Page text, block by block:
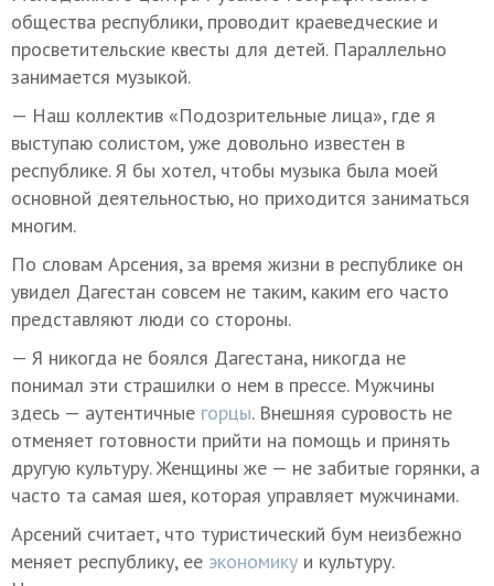
общества республики, проводит краеведческие и
просветительские квесты для детей. Параллельно
занимается музыкой.
— Наш коллектив «Подозрительные лица», где я
выступаю солистом, уже довольно известен в
республике. Я бы хотел, чтобы музыка была моей
основной деятельностью, но приходится заниматься
многим.
По словам Арсения, за время жизни в республике он
увидел Дагестан совсем не таким, каким его часто
представляют люди со стороны.
— Я никогда не боялся Дагестана, никогда не
понимал эти страшилки о нем в прессе. Мужчины
здесь — аутентичные горцы. Внешняя суровость не
отменяет готовности прийти на помощь и принять
другую культуру. Женщины же — не забитые горянки, а
часто та самая шея, которая управляет мужчинами.
Арсений считает, что туристический бум неизбежно
меняет республику, ее экономику и культуру.